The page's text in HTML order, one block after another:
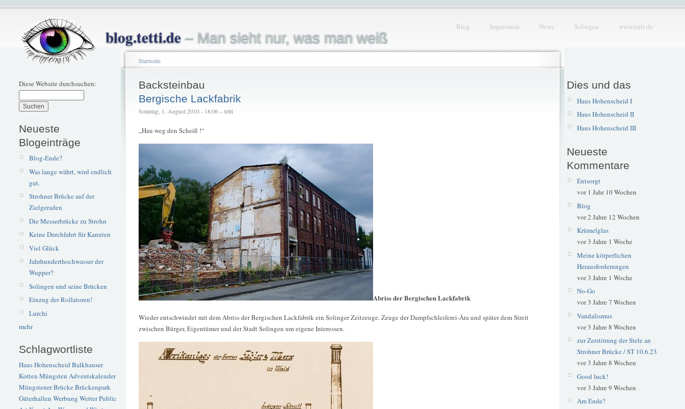
blog.tetti.de– Man sieht nur, was man weiß
Blog Impressum News Solingen www.tetti.de
Diese Website durchsuchen:
Neueste
Blogeinträge
Blog-Ende?
Was lange währt, wird endlich
gut.
Strohner Brücke auf der
Zielgeraden
Die Messerbrücke zu Strohn
Keine Durchfahrt für Kanuten
Viel Glück
Jahrhunderthochwasser der
Wupper?
Solingen und seine Brücken
Einzug der Rollatoren!
Lurchi
mehr
Schlagwortliste
Haus Hohenscheid Balkhauser
Kotten Müngsten Adventskalender
Müngstener BrückeBrückenpark
Güterhallen Werbung WetterPublic
Startseite
Backsteinbau
Bergische Lackfabrik
Sonntag, 1. August 2010 - 18:06 – tetti
„Hau weg den Scheiß !“
Abriss der Bergischen Lackfabrik
Wieder entschwindet mit dem Abriss der Bergischen Lackfabrik ein Solinger Zeitzeuge. Zeuge der Dampfschleiferei-Ära und später dem Streit
zwischen Bürger, Eigentümer und der Stadt Solingen um eigene Interessen.
Dies und das
Haus Hohenscheid I
Haus Hohenscheid II
Haus Hohenscheid III
Neueste
Kommentare
Entsorgt
vor 1 Jahr 10 Wochen
Blog
vor 2 Jahre 12 Wochen
Krümelglas
vor 3 Jahre 1 Woche
Meine körperlichen
Herausforderungen
vor 3 Jahre 1 Woche
No-Go
vor 3 Jahre 7 Wochen
Vandalismus
vor 3 Jahre 8 Wochen
zur Zerstörung der Stele an
Strohner Brücke / ST 10.6.23
vor 3 Jahre 8 Wochen
Good luck!
vor 3 Jahre 9 Wochen
Am Ende?